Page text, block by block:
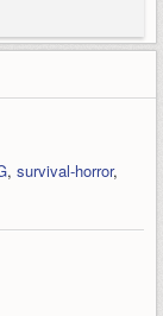
, survival-horror,